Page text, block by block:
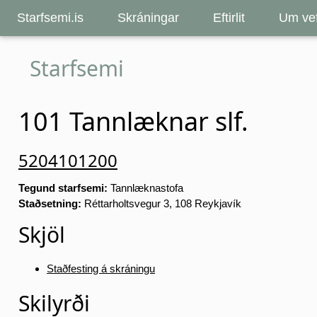
Starfsemi.is Skráningar Eftirlit Um
Starfsemi
101 Tannlæknar slf.
5204101200
Tegund starfsemi: Tannlæknastofa
Staðsetning: Réttarholtsvegur 3, 108 Reykjavík
Skjöl
Staðfesting á skráningu
Skilyrði